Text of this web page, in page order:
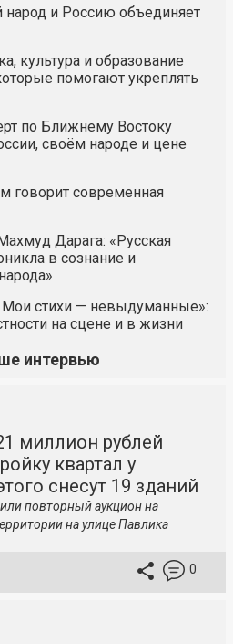
народ и Россию объединяет
культура и образование
помогают укреплять
по Ближнему Востоку
своём народе и цене
говорит современная
Дарага: «Русская
в сознание и
Мои стихи — невыдуманные»:
на сцене и в жизни
интервью
миллион рублей
квартал у
снесут 19 зданий
повторный аукцион на
на улице Павлика
0